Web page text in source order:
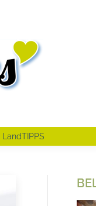
LandTIPPS